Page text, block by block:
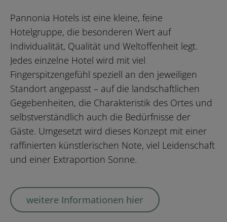
Pannonia Hotels ist eine kleine, feine
Hotelgruppe, die besonderen Wert auf
Individualität, Qualität und Weltoffenheit legt.
Jedes einzelne Hotel wird mit viel
Fingerspitzengefühl speziell an den jeweiligen
Standort angepasst – auf die landschaftlichen
Gegebenheiten, die Charakteristik des Ortes und
selbstverständlich auch die Bedürfnisse der
Gäste. Umgesetzt wird dieses Konzept mit einer
raffinierten künstlerischen Note, viel Leidenschaft
und einer Extraportion Sonne.
weitere Informationen hier